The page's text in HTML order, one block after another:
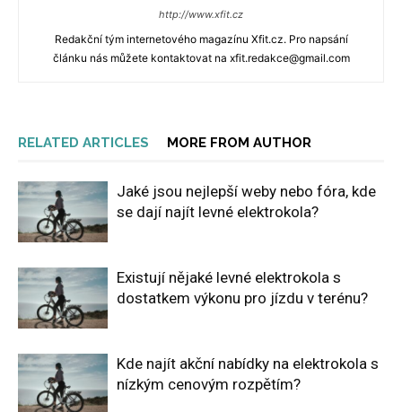
http://www.xfit.cz
Redakční tým internetového magazínu Xfit.cz. Pro napsání
článku nás můžete kontaktovat na xfit.redakce@gmail.com
RELATED ARTICLES MORE FROM AUTHOR
Jaké jsou nejlepší weby nebo fóra, kde
se dají najít levné elektrokola?
Existují nějaké levné elektrokola s
dostatkem výkonu pro jízdu v terénu?
Kde najít akční nabídky na elektrokola s
nízkým cenovým rozpětím?